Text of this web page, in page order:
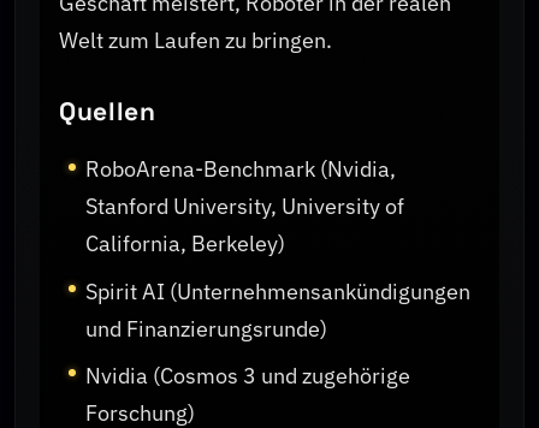
Welt zum Laufen zu bringen.
Quellen
RoboArena-Benchmark (Nvidia,
Stanford University, University of
California, Berkeley)
Spirit AI (Unternehmensankündigungen
und Finanzierungsrunde)
Nvidia (Cosmos 3 und zugehörige
Forschung)